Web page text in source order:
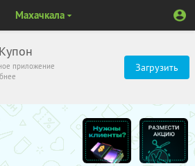
приложение
Загрузить
Махачкала